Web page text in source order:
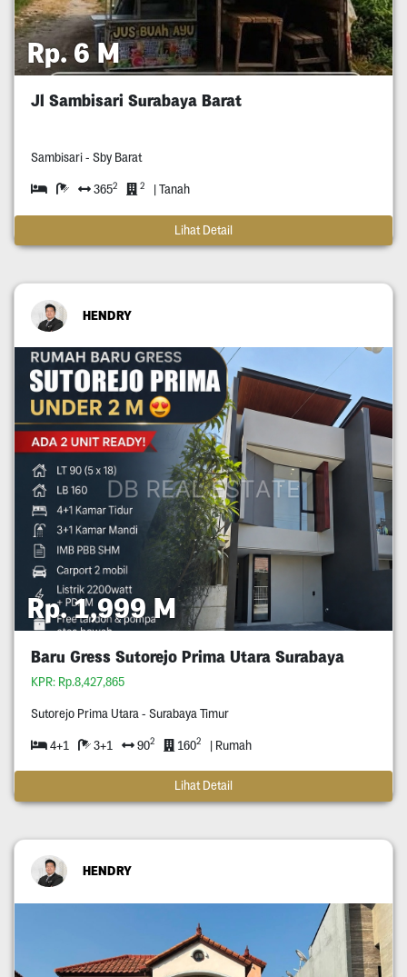
Rp. 6 M
Jl Sambisari Surabaya Barat
Sambisari - Sby Barat
3652 2 | Tanah
Lihat Detail
HENDRY
Rp. 1,999 M
Baru Gress Sutorejo Prima Utara Surabaya
KPR: Rp.8,427,865
Sutorejo Prima Utara - Surabaya Timur
4+1 3+1 902 1602 | Rumah
Lihat Detail
HENDRY